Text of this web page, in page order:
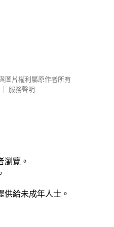
圖片權利屬原作者所有
服務聲明
瀏覽。
供給未成年人士。